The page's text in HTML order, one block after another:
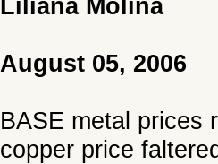
Liliana Molina
August 05, 2006
BASE metal prices
copper price